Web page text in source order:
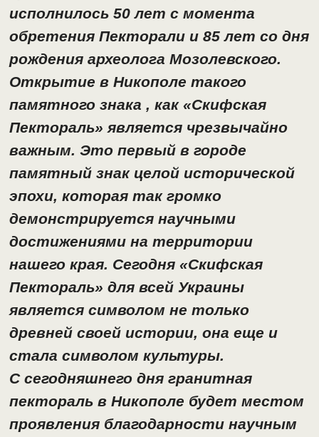
исполнилось 50 лет с момента
обретения Пекторали и 85 лет со дня
рождения археолога Мозолевского.
Открытие в Никополе такого
памятного знака , как «Скифская
Пектораль» является чрезвычайно
важным. Это первый в городе
памятный знак целой исторической
эпохи, которая так громко
демонстрируется научными
достижениями на территории
нашего края. Сегодня «Скифская
Пектораль» для всей Украины
является символом не только
древней своей истории, она еще и
стала символом культуры.
С сегодняшнего дня гранитная
пектораль в Никополе будет местом
проявления благодарности научным